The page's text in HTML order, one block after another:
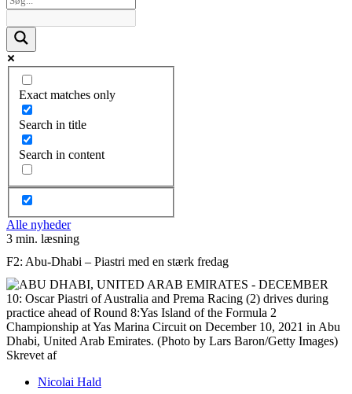
Exact matches only
Search in title
Search in content
Alle nyheder
3 min. læsning
F2: Abu-Dhabi – Piastri med en stærk fredag
Skrevet af
Nicolai Hald